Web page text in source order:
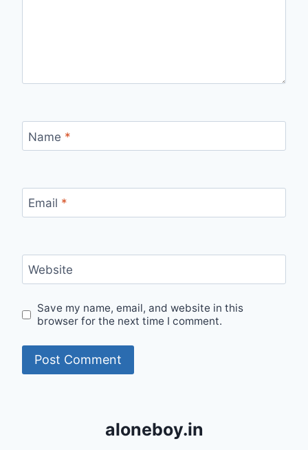
Name *
Email *
Website
Save my name, email, and website in this
browser for the next time I comment.
aloneboy.in